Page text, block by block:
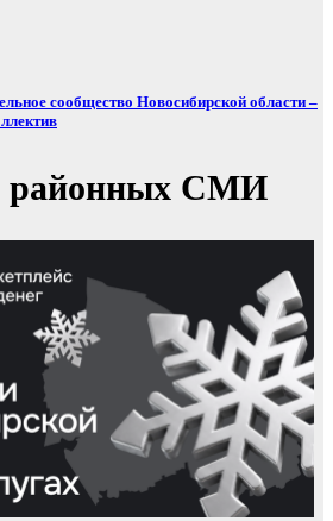
сообщество Новосибирской области –